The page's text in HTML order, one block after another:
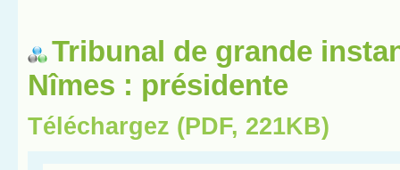
Tribunal de grande
Nîmes : présidente
Téléchargez (PDF, 221KB)